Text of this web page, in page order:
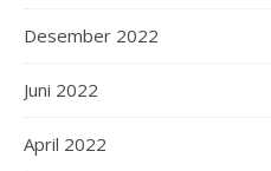
Desember 2022
Juni 2022
April 2022